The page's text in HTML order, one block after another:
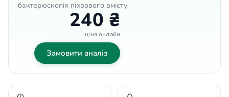
бактеріоскопія піхвового вмісту
240 ₴
ціна онлайн
Замовити аналіз